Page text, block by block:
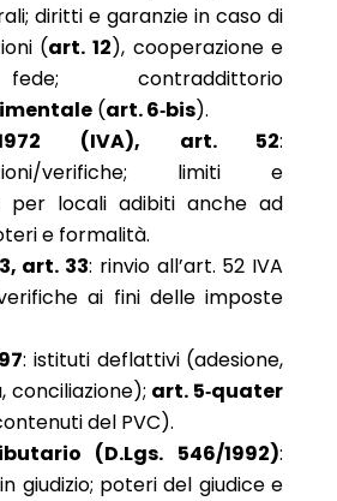
diritti e garanzie in caso di
(art. 12), cooperazione e
contraddittorio
(art. 6‑bis).
1972 (IVA), art. 52:
verifiche; limiti e
per locali adibiti anche ad
e formalità.
art. 33: rinvio all’art. 52 IVA
ai fini delle imposte
: istituti deflattivi (adesione,
conciliazione); art. 5‑quater
del PVC).
(D.Lgs. 546/1992):
giudizio; poteri del giudice e